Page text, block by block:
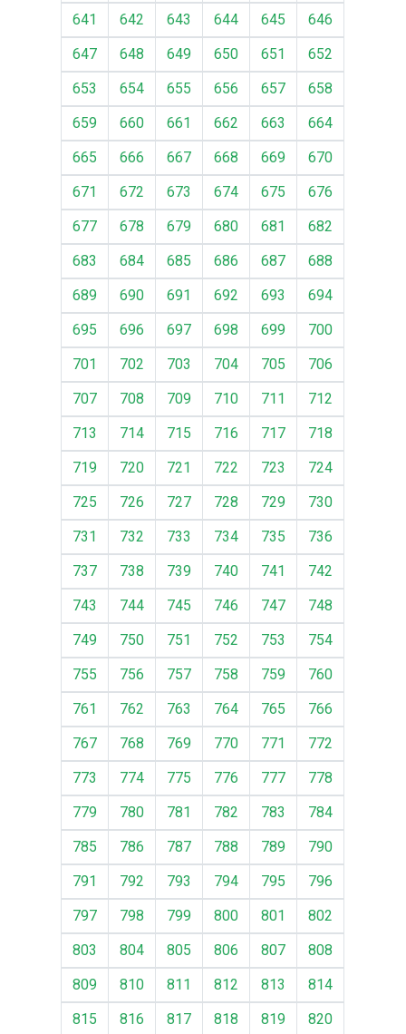
641
642 643 644 645
646
647
648 649 650 651
652
653
654 655 656 657
658
659
660 661 662 663
664
665
666 667 668 669
670
671
672 673 674 675
676
677
678 679 680 681
682
683
684 685 686 687
688
689
690 691 692 693
694
695
696 697 698 699
700
701
702 703 704 705
706
707
708 709 710 711
712
713
714 715 716 717
718
719
720 721 722 723
724
725
726 727 728 729
730
731
732 733 734 735
736
737
738 739 740 741
742
743
744 745 746 747
748
749
750 751 752 753
754
755
756 757 758 759
760
761
762 763 764 765
766
767
768 769 770 771
772
773
774 775 776 777
778
779
780 781 782 783
784
785
786 787 788 789
790
791
792 793 794 795
796
797
798 799 800 801
802
803
804 805 806 807
808
809
810 811 812 813
814
815
816 817 818 819 820